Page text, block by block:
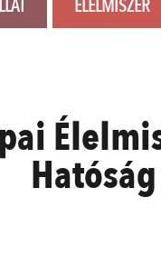
ÉLELMISZER
Hatóság